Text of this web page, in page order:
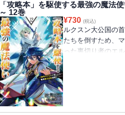
「攻略本」を駆使する最強の魔法
～ 12巻
¥730 (税込)
ルクスン大公国の
たちを倒すため、
った裏切り者のエ
将軍との決戦に臨